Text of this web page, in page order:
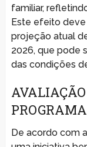
familiar,
Este efeito
projeção atual
2026, que pode
das condições
AVALIAÇÃO
PROGRAMA
De acordo com